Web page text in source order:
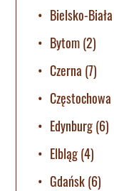
Bielsko-Biała
Bytom(2)
Czerna (7)
Częstochowa
Edynburg(6)
Elbląg(4)
Gdańsk(6)